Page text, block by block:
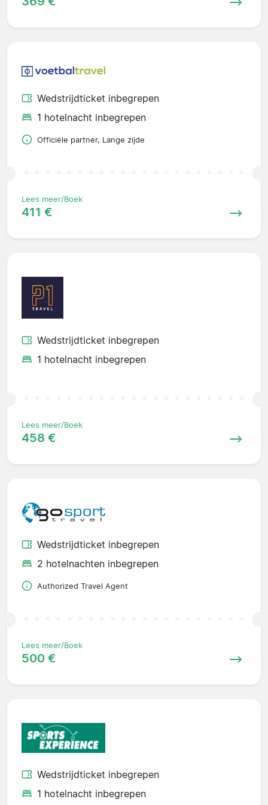
Wedstrijdticket inbegrepen
1 hotelnacht inbegrepen
Officiële partner, Lange zijde
Lees meer/Boek
411 €
Wedstrijdticket inbegrepen
1 hotelnacht inbegrepen
Lees meer/Boek
458 €
Wedstrijdticket inbegrepen
2 hotelnachten inbegrepen
Authorized Travel Agent
Lees meer/Boek
500 €
Wedstrijdticket inbegrepen
1 hotelnacht inbegrepen